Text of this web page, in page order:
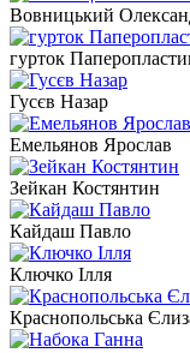
Вовницький
гурток
Гусєв Назар
Емельянов Ярослав
Зейкан Костянтин
Кайдаш Павло
Ключко Ілля
Краснопольська